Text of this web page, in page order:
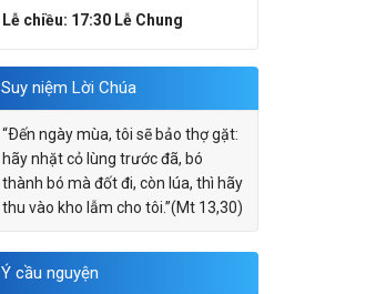
Lễ chiều: 17:30 Lễ Chung
Suy niệm Lời Chúa
“Ðến ngày mùa, tôi sẽ bảo thợ gặt:
hãy nhặt cỏ lùng trước đã, bó
thành bó mà đốt đi, còn lúa, thì hãy
thu vào kho lẫm cho tôi.”(Mt 13,30)
Ý cầu nguyện